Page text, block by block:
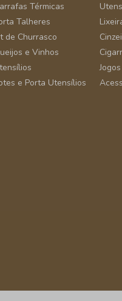
Térmicas
Talheres
de Churrasco
e Vinhos
e Porta Utensílios
Jogos